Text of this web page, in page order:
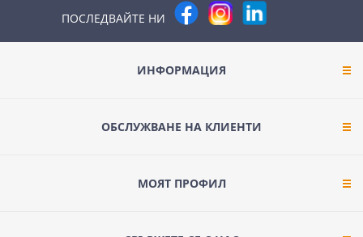
ПОСЛЕДВАЙТЕ НИ
ИНФОРМАЦИЯ
ОБСЛУЖВАНЕ НА КЛИЕНТИ
МОЯТ ПРОФИЛ